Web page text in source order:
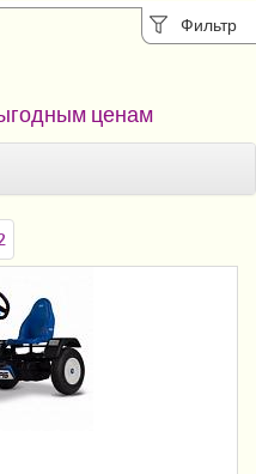
Фильтр
ценам